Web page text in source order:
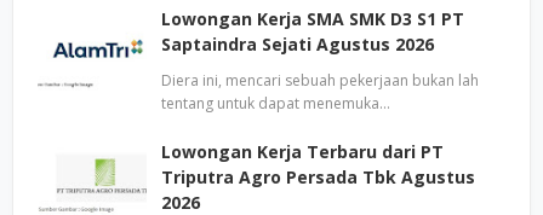
Lowongan Kerja SMA SMK D3 S1 PT
Saptaindra Sejati Agustus 2026
Diera ini, mencari sebuah pekerjaan bukan lah
tentang untuk dapat menemuka…
Lowongan Kerja Terbaru dari PT
Triputra Agro Persada Tbk Agustus
2026